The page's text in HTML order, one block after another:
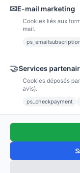
Liens utiles
Notre société
Newsletter
✉E-mail marketing
Cookies liés aux
mail.
🤝Services
Cookies déposés
avis).
ps_checkpayment